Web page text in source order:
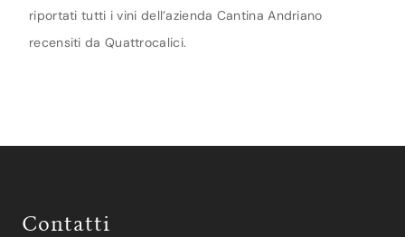
riportati tutti i vini dell’azienda Cantina Andriano
recensiti da Quattrocalici.
Contatti